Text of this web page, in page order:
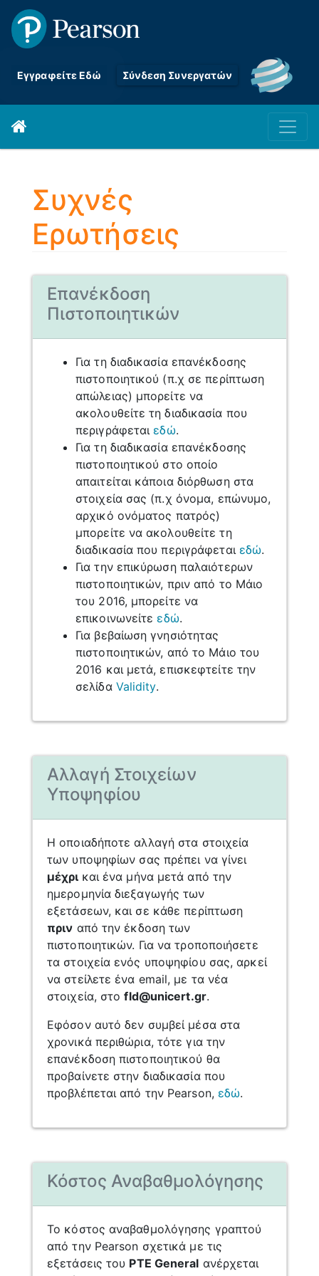
Εγγραφείτε Εδώ Σύνδεση Συνεργατών
Συχνές
Ερωτήσεις
Επανέκδοση
Πιστοποιητικών
Για τη διαδικασία επανέκδοσης
πιστοποιητικού (π.χ σε περίπτωση
απώλειας) μπορείτε να
ακολουθείτε τη διαδικασία που
περιγράφεταιεδώ.
Για τη διαδικασία επανέκδοσης
πιστοποιητικού στο οποίο
απαιτείται κάποια διόρθωση στα
στοιχεία σας (π.χ όνομα, επώνυμο,
αρχικό ονόματος πατρός)
μπορείτε να ακολουθείτε τη
διαδικασία που περιγράφεται εδώ.
Για την επικύρωση παλαιότερων
πιστοποιητικών, πριν από το Μάιο
του 2016, μπορείτε να
επικοινωνείτεεδώ.
Για βεβαίωση γνησιότητας
πιστοποιητικών, από το Μάιο του
2016 και μετά, επισκεφτείτε την
σελίδα Validity.
Αλλαγή Στοιχείων
Υποψηφίου
Η οποιαδήποτε αλλαγή στα στοιχεία
των υποψηφίων σας πρέπει να γίνει
μέχρι και ένα μήνα μετά από την
ημερομηνία διεξαγωγής των
εξετάσεων, και σε κάθε περίπτωση
πριν από την έκδοση των
πιστοποιητικών. Για να τροποποιήσετε
τα στοιχεία ενός υποψηφίου σας, αρκεί
να στείλετε ένα email, με τα νέα
στοιχεία, στοfld@unicert.gr.
Εφόσον αυτό δεν συμβεί μέσα στα
χρονικά περιθώρια, τότε για την
επανέκδοση πιστοποιητικού θα
προβαίνετε στην διαδικασία που
προβλέπεται από την Pearson, εδώ.
Κόστος Αναβαθμολόγησης
Το κόστος αναβαθμολόγησης γραπτού
από την Pearson σχετικά με τις
εξετάσεις του PTE General ανέρχεται